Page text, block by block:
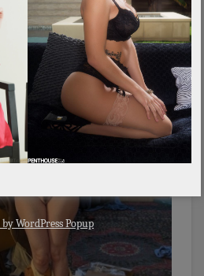
byWordPress Popup